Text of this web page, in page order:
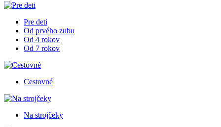
Pre deti
Od prvého zubu
Od 4 rokov
Od 7 rokov
Cestovné
Na strojčeky